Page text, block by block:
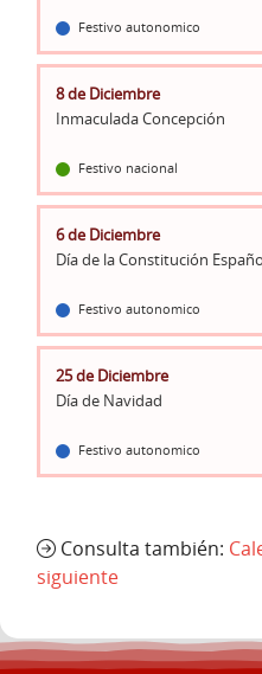
Festivo autonomico
8 de Diciembre
Inmaculada Concepción
Festivo nacional
6 de Diciembre
Día de la Constitución
Festivo autonomico
25 de Diciembre
Día de Navidad
Festivo autonomico
Consulta también:
siguiente